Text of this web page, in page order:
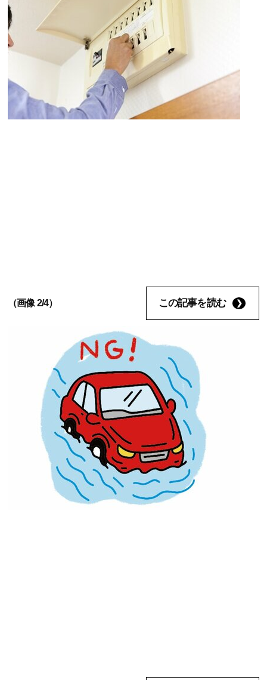
（画像 2/4） この記事を読む